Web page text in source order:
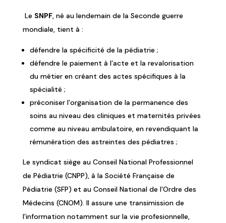
Le SNPF, né au lendemain de la Seconde guerre
mondiale, tient à :
défendre la spécificité de la pédiatrie ;
défendre le paiement à l’acte et la revalorisation
du métier en créant des actes spécifiques à la
spécialité ;
préconiser l’organisation de la permanence des
soins au niveau des cliniques et maternités privées
comme au niveau ambulatoire, en revendiquant la
rémunération des astreintes des pédiatres ;
Le syndicat siège au Conseil National Professionnel
de Pédiatrie (CNPP), à la Société Française de
Pédiatrie (SFP) et au Conseil National de l’Ordre des
Médecins (CNOM). Il assure une transimission de
l’information notamment sur la vie profesionnelle,